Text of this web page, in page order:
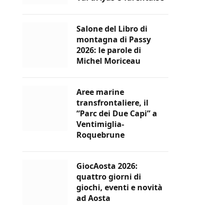
Salone del Libro di
montagna di Passy
2026: le parole di
Michel Moriceau
Aree marine
transfrontaliere, il
“Parc dei Due Capi” a
Ventimiglia-
Roquebrune
GiocAosta 2026:
quattro giorni di
giochi, eventi e novità
ad Aosta